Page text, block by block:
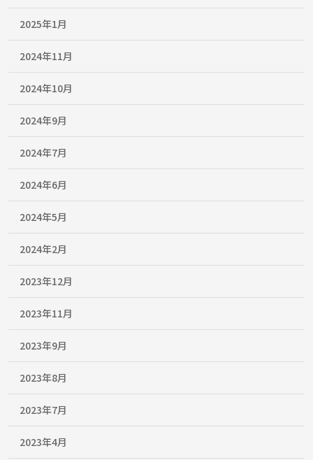
2025年1月
2024年11月
2024年10月
2024年9月
2024年7月
2024年6月
2024年5月
2024年2月
2023年12月
2023年11月
2023年9月
2023年8月
2023年7月
2023年4月